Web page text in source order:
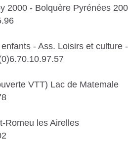
2000 - Bolquère Pyrénées
- Ass. Loisirs et culture -
VTT) Lac de Matemale
Romeu les Airelles